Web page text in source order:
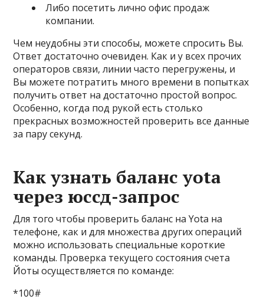
Либо посетить лично офис продаж
компании.
Чем неудобны эти способы, можете спросить Вы.
Ответ достаточно очевиден. Как и у всех прочих
операторов связи, линии часто перегружены, и
Вы можете потратить много времени в попытках
получить ответ на достаточно простой вопрос.
Особенно, когда под рукой есть столько
прекрасных возможностей проверить все данные
за пару секунд.
Как узнать баланс yota
через юссд-запрос
Для того чтобы проверить баланс на Yota на
телефоне, как и для множества других операций
можно использовать специальные короткие
команды. Проверка текущего состояния счета
Йоты осуществляется по команде:
*100#